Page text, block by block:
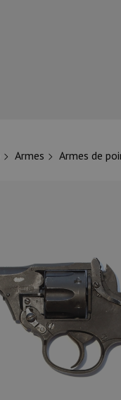
Armes Armes de